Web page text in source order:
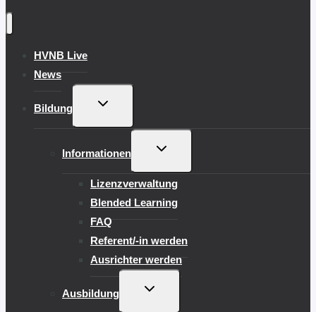
HVNB Live
News
Bildung
UNTERMENÜ
Informationen
UNTERMENÜ
Lizenzverwaltung
Blended Learning
FAQ
Referent/-in werden
Ausrichter werden
Ausbildung
UNTERMENÜ